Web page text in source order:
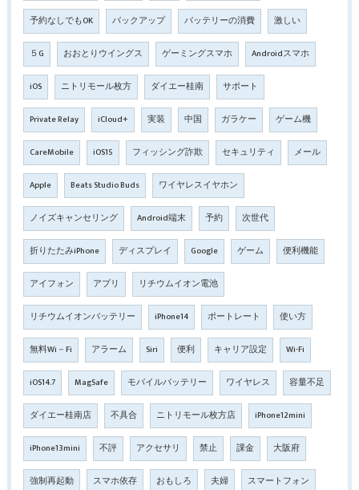
予約なしでもOK バックアップ バッテリーの消費 激しい
５G おおとりウイングス ゲーミングスマホ Androidスマホ
iOS ニトリモール枚方 ダイエー桂南 サポート
Private Relay iCloud+ 実装 中国 ガラケー ゲーム機
CareMobile iOS15 フィッシング詐欺 セキュリティ メール
Apple Beats Studio Buds ワイヤレスイヤホン
ノイズキャンセリング Android端末 予約 次世代
折りたたみiPhone ディスプレイ Google ゲーム 便利機能
アイフォン アプリ リチウムイオン電池
リチウムイオンバッテリー iPhone14 ポートレート 使い方
無料Wi－Fi アラーム Siri 便利 キャリア設定 Wi-Fi
iOS14.7 MagSafe モバイルバッテリー ワイヤレス 容量不足
ダイエー桂南店 不具合 ニトリモール枚方店 iPhone12mini
iPhone13mini 不評 アクセサリ 禁止 課金 大阪府
強制再起動 スマホ依存 おもしろ 夫婦 スマートフォン